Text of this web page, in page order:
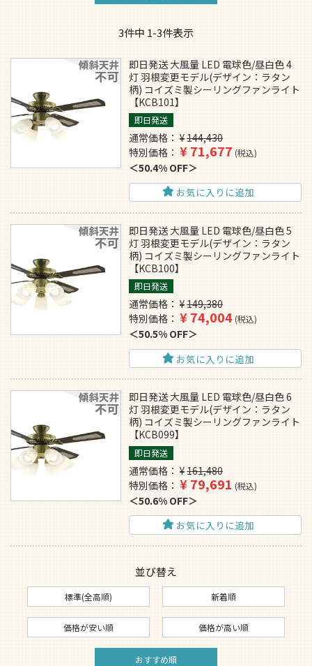
3件中 1-3件表示
即日発送 大風量 LED 電球色/昼白色 4
灯 羽根変更モデル(デザイン：ラタン
柄) コイズミ製シーリングファンライト
【KCB101】
即日発送
通常価格 ¥144,430
特別価格
¥71,677 税込
50.4% OFF
お気に入りに追加
即日発送 大風量 LED 電球色/昼白色 5
灯 羽根変更モデル(デザイン：ラタン
柄) コイズミ製シーリングファンライト
【KCB100】
即日発送
通常価格 ¥149,380
特別価格
¥74,004 税込
50.5% OFF
お気に入りに追加
即日発送 大風量 LED 電球色/昼白色 6
灯 羽根変更モデル(デザイン：ラタン
柄) コイズミ製シーリングファンライト
【KCB099】
即日発送
通常価格 ¥161,480
特別価格
¥79,691 税込
50.6% OFF
お気に入りに追加
並び替え
標準(全高順) 新着順
価格が安い順 価格が高い順
おすすめ順